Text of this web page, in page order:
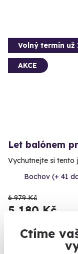
Ctíme
Volný termín už
AKCE
Let balónem
Vychutnejte si tento
Bochov (+ 41
6 979 Kč
5 180 Kč